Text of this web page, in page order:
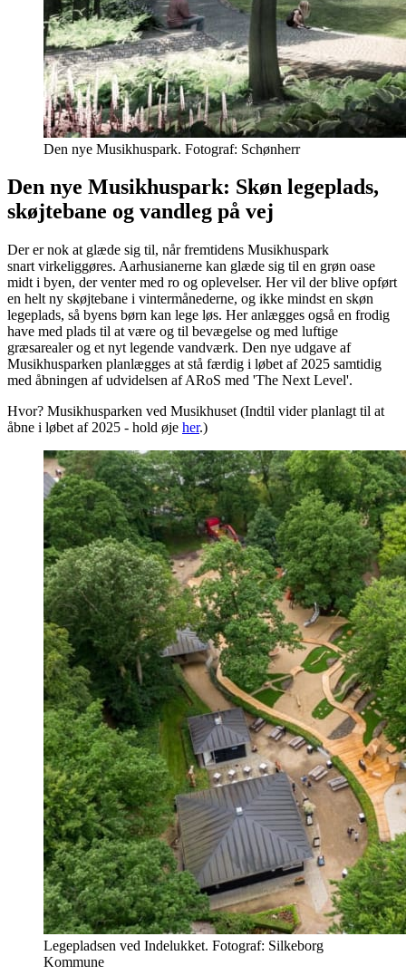
Den nye Musikhuspark. Fotograf: Schønherr
Den nye Musikhuspark: Skøn legeplads,
skøjtebane og vandleg på vej
Der er nok at glæde sig til, når fremtidens Musikhuspark
snart virkeliggøres. Aarhusianerne kan glæde sig til en grøn oase
midt i byen, der venter med ro og oplevelser. Her vil der blive opført
en helt ny skøjtebane i vintermånederne, og ikke mindst en skøn
legeplads, så byens børn kan lege løs. Her anlægges også en frodig
have med plads til at være og til bevægelse og med luftige
græsarealer og et nyt legende vandværk. Den nye udgave af
Musikhusparken planlægges at stå færdig i løbet af 2025 samtidig
med åbningen af udvidelsen af ARoS med 'The Next Level'.
Hvor? Musikhusparken ved Musikhuset (Indtil vider planlagt til at
åbne i løbet af 2025 - hold øje her.)
Legepladsen ved Indelukket. Fotograf: Silkeborg
Kommune